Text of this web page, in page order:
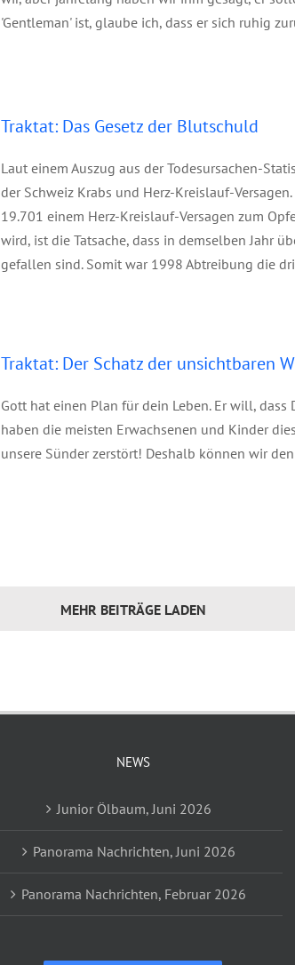
'Gentleman' ist, glaube ich, dass er sich ruhig
Traktat: Das Gesetz der Blutschuld
Laut einem Auszug aus der Todesursachen-
der Schweiz Krabs und Herz-Kreislauf-
19.701 einem Herz-Kreislauf-Versagen zum
wird, ist die Tatsache, dass in demselben Jahr
gefallen sind. Somit war 1998 Abtreibung die
Traktat: Der Schatz der unsichtbaren
Gott hat einen Plan für dein Leben. Er will,
haben die meisten Erwachsenen und Kinder
unsere Sünder zerstört! Deshalb können wir
MEHR BEITRÄGE LADEN
NEWS
Junior Ölbaum, Juni 2026
Panorama Nachrichten, Juni 2026
Panorama Nachrichten, Februar 2026